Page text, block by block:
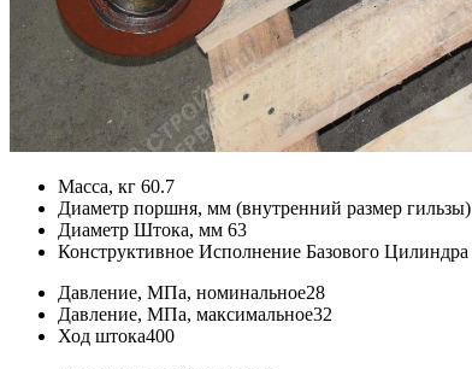
Масса, кг 60.7
Диаметр поршня, мм (внутренний размер гильзы)
Диаметр Штока, мм 63
Конструктивное Исполнение Базового Цилиндра
Давление, МПа, номинальное28
Давление, МПа, максимальное32
Ход штока400